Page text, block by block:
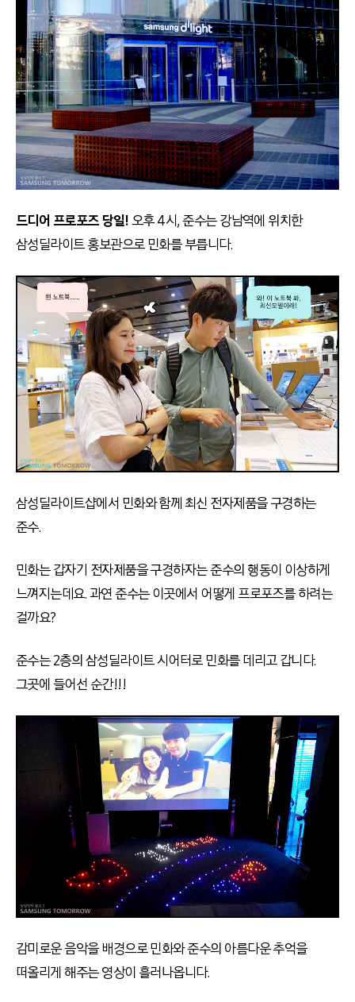
드디어 프로포즈 당일!오후 4시, 준수는 강남역에 위치한
삼성딜라이트 홍보관으로 민화를 부릅니다.
삼성딜라이트샵에서 민화와 함께 최신 전자제품을 구경하는
준수.
민화는 갑자기 전자제품을 구경하자는 준수의 행동이 이상하게
느껴지는데요. 과연 준수는 이곳에서 어떻게 프로포즈를 하려는
걸까요?
준수는 2층의 삼성딜라이트 시어터로 민화를 데리고 갑니다.
그곳에 들어선 순간!!!
감미로운 음악을 배경으로 민화와 준수의 아름다운 추억을
떠올리게 해주는 영상이 흘러나옵니다.